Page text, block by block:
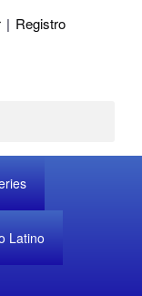
| Registro
Latino